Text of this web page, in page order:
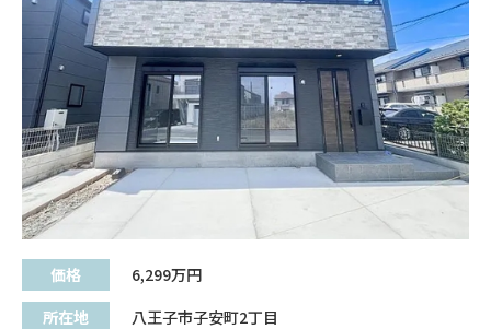
価格 6,299万円
所在地
八王子市子安町2丁目